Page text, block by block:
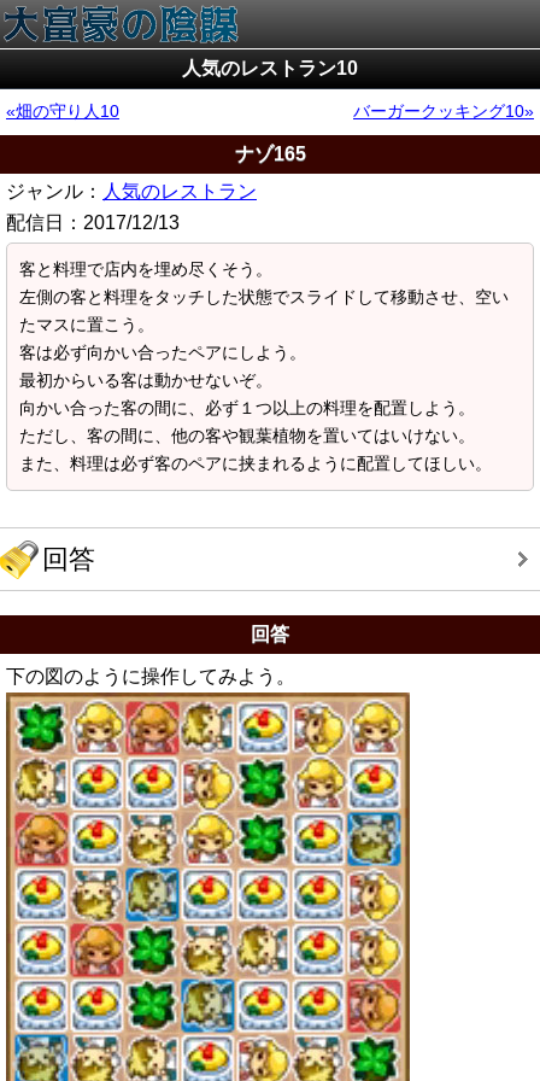
人気のレストラン10
畑の守り人10 バーガークッキング10
ナゾ165
ジャンル： 人気のレストラン
配信日： 2017/12/13
客と料理で店内を埋め尽くそう。
左側の客と料理をタッチした状態でスライドして移動させ、空い
たマスに置こう。
客は必ず向かい合ったペアにしよう。
最初からいる客は動かせないぞ。
向かい合った客の間に、必ず１つ以上の料理を配置しよう。
ただし、客の間に、他の客や観葉植物を置いてはいけない。
また、料理は必ず客のペアに挟まれるように配置してほしい。
回答
回答
下の図のように操作してみよう。